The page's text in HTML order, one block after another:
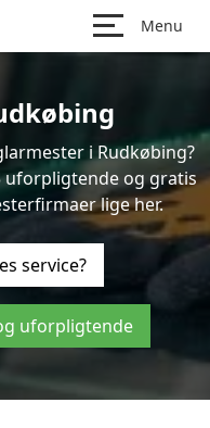
Menu
i Rudkøbing?
uforpligtende og gratis
lige her.
service?
uforpligtende